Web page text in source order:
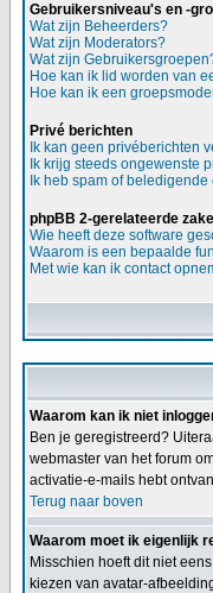
Gebruikersniveau's en -
Wat zijn Beheerders?
Wat zijn Moderators?
Wat zijn
Hoe kan ik lid worden van
Hoe kan ik een
Privé berichten
Ik kan geen privéberichten
Ik krijg steeds ongewenste
Ik heb spam of
phpBB 2-gerelateerde
Wie heeft deze software
Waarom is een bepaalde
Met wie kan ik contact
Waarom kan ik niet
Ben je geregistreerd?
webmaster van het forum
activatie-e-mails hebt
Terug naar boven
Waarom moet ik eigenlijk
Misschien hoeft dit niet
kiezen van avatar-